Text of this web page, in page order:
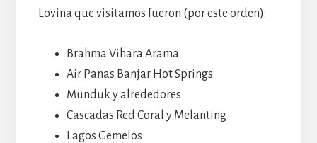
Lovina que visitamos fueron (por este orden):
Brahma Vihara Arama
Air Panas Banjar Hot Springs
Munduk y alrededores
Cascadas Red Coral y Melanting
Lagos Gemelos